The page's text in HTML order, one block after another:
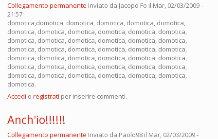
Collegamento permanente Inviato da Jacopo Fo il Mar, 02/03/2009 -
21:57
domotica,domotica, domotica, domotica, domotica, domotica,
domotica, domotica, domotica, domotica, domotica, domotica,
domotica, domotica, domotica, domotica, domotica, domotica,
domotica, domotica, domotica, domotica, domotica, domotica,
domotica, domotica, domotica, domotica, domotica, domotica,
domotica, domotica, domotica, domotica, domotica, domotica,
domotica, domotica, domotica, domotica, domotica, domotica,
domotica.
Accedi o registrati per inserire commenti.
Anch'io!!!!!!
Collegamento permanente Inviato da Paolo98 il Mar, 02/03/2009 -